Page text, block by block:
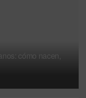
cómo nacen,